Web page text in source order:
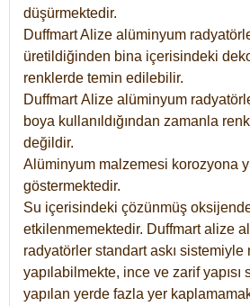
düşürmektedir.
Duffmart Alize alüminyum
üretildiğinden bina içerisindeki
renklerde temin edilebilir.
DuffmartAlize alüminyum
boya kullanıldığından zamanla
değildir.
Alüminyum malzemesi korozyona
göstermektedir.
Su içerisindeki çözünmüş
etkilenmemektedir. Duffmart alize
radyatörler standart askı sistemiyle
yapılabilmekte, ince ve zarif yapısı
yapılan yerde fazla yer